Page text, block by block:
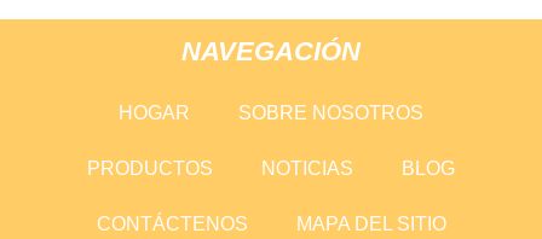
NAVEGACIÓN
HOGAR SOBRE NOSOTROS
PRODUCTOS NOTICIAS BLOG
CONTÁCTENOS MAPA DEL SITIO